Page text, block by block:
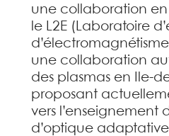
une collaboration
le L2E (Laboratoire
une collaboration
des plasmas en Ile-
proposant
vers l’enseignement
d’optique